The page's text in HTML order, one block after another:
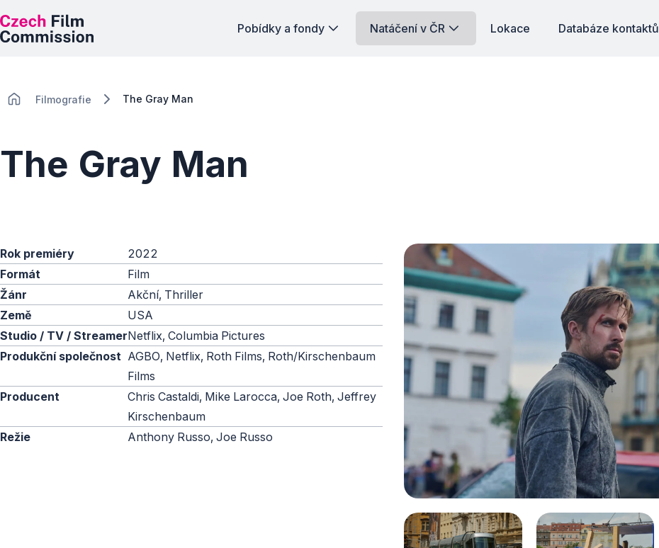
Pobídky a fondy Natáčení v ČR Lokace Databáze kontaktů
Filmografie The Gray Man
The Gray Man
Rok premiéry
2022
Formát
Film
Žánr
Akční, Thriller
Země
USA
Studio / TV / StreamerNetflix, Columbia Pictures
Produkční společnost AGBO, Netflix, Roth Films, Roth/Kirschenbaum
Films
Producent
Chris Castaldi, Mike Larocca, Joe Roth, Jeffrey
Kirschenbaum
Režie
Anthony Russo, Joe Russo